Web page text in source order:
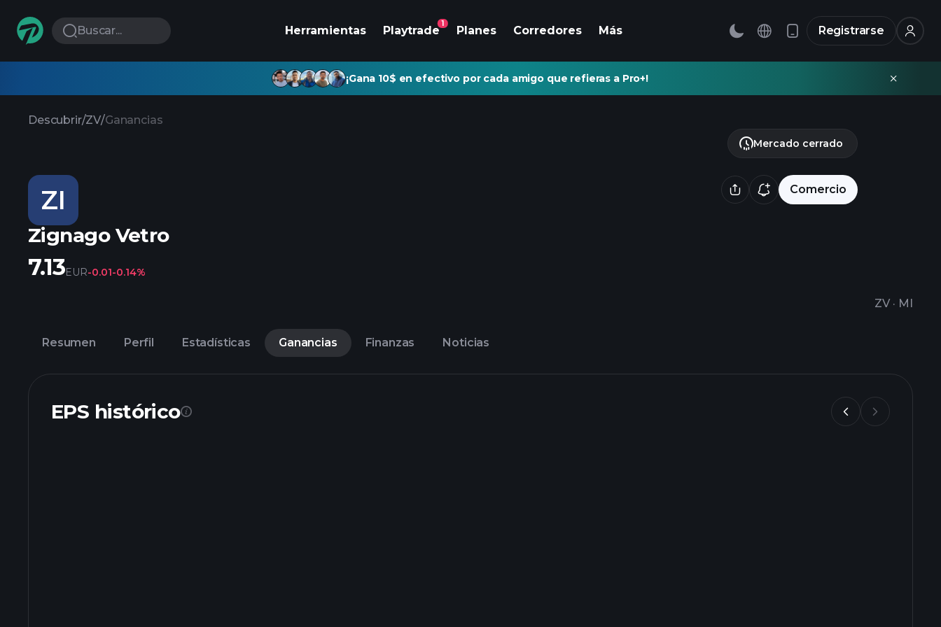
Buscar... Herramientas Playtrade
1
Planes Corredores Más Registrarse
¡Gana 10$ en efectivo por cada amigo que refieras a Pro+!
Descubrir/ZV/Ganancias
ZI Comercio
Zignago Vetro
ZV· MI
Mercado cerrado
7.13EUR-0.01-0.14%
Resumen Perfil Estadísticas Ganancias Finanzas Noticias
EPS histórico